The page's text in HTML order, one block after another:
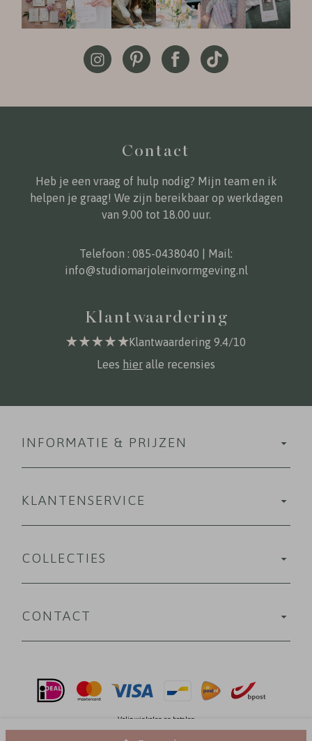
Contact
Heb je een vraag of hulp nodig? Mijn team en ik
helpen je graag! We zijn bereikbaar op werkdagen
van 9.00 tot 18.00 uur.
Telefoon : 085-0438040 | Mail:
info@studiomarjoleinvormgeving.nl
Klantwaardering
Klantwaardering 9.4/10
Lees hier alle recensies
INFORMATIE & PRIJZEN
KLANTENSERVICE
COLLECTIES
CONTACT
Velig winkelen en betalen